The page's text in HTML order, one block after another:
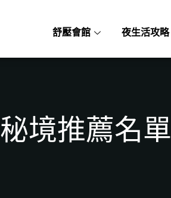
舒壓會館 夜生活攻略
秘境推薦名單